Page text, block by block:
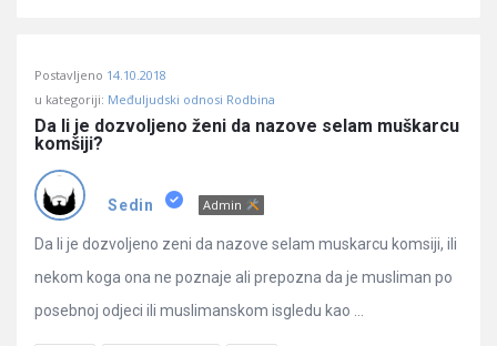
Postavljeno 14.10.2018
u kategoriji: Međuljudski odnosi Rodbina
Da li je dozvoljeno ženi da nazove selam muškarcu
komšiji?
Sedin Admin
Da li je dozvoljeno zeni da nazove selam muskarcu komsiji, ili
nekom koga ona ne poznaje ali prepozna da je musliman po
posebnoj odjeci ili muslimanskom isgledu kao ...